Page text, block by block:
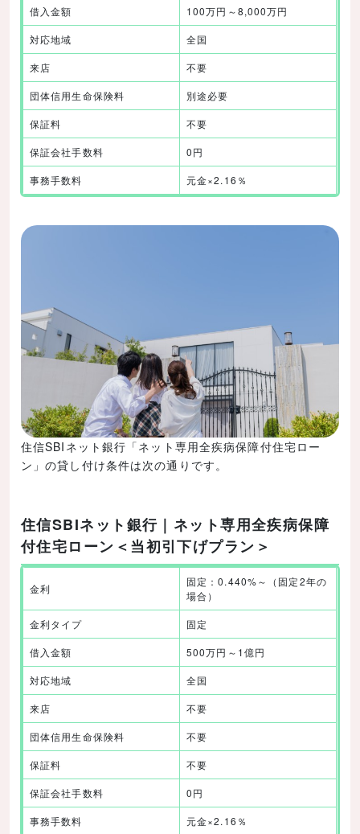
借入金額 100万円～8,000万円
対応地域 全国
来店 不要
団体信用生命保険料 別途必要
保証料 不要
保証会社手数料 0円
事務手数料 元金×2.16％
住信SBIネット銀行「ネット専用全疾病保障付住宅ロー
ン」の貸し付け条件は次の通りです。
住信SBIネット銀行｜ネット専用全疾病保障
付住宅ローン＜当初引下げプラン＞
金利
固定：0.440%～（固定2年の
場合）
金利タイプ 固定
借入金額 500万円～1億円
対応地域 全国
来店 不要
団体信用生命保険料 不要
保証料 不要
保証会社手数料 0円
事務手数料 元金×2.16％